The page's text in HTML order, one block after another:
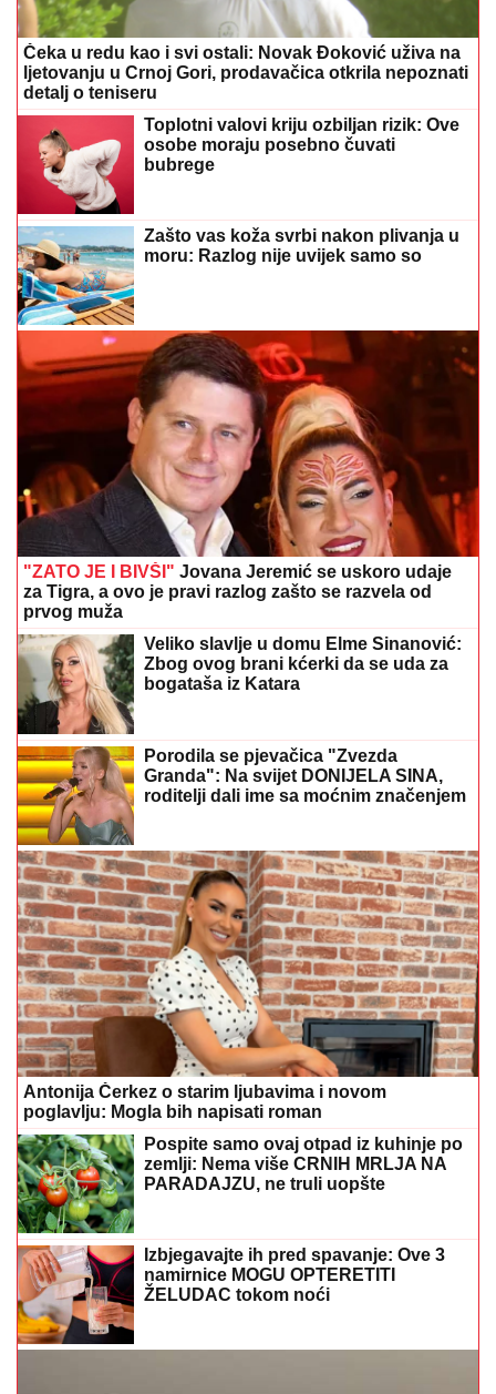
Čeka u redu kao i svi ostali: Novak Đoković uživa na
ljetovanju u Crnoj Gori, prodavačica otkrila nepoznati
detalj o teniseru
Toplotni valovi kriju ozbiljan rizik: Ove
osobe moraju posebno čuvati
bubrege
Zašto vas koža svrbi nakon plivanja u
moru: Razlog nije uvijek samo so
"ZATO JE I BIVŠI" Jovana Jeremić se uskoro udaje
za Tigra, a ovo je pravi razlog zašto se razvela od
prvog muža
Veliko slavlje u domu Elme Sinanović:
Zbog ovog brani kćerki da se uda za
bogataša iz Katara
Porodila se pjevačica "Zvezda
Granda": Na svijet DONIJELA SINA,
roditelji dali ime sa moćnim značenjem
Antonija Čerkez o starim ljubavima i novom
poglavlju: Mogla bih napisati roman
Pospite samo ovaj otpad iz kuhinje po
zemlji: Nema više CRNIH MRLJA NA
PARADAJZU, ne truli uopšte
Izbjegavajte ih pred spavanje: Ove 3
namirnice MOGU OPTERETITI
ŽELUDAC tokom noći